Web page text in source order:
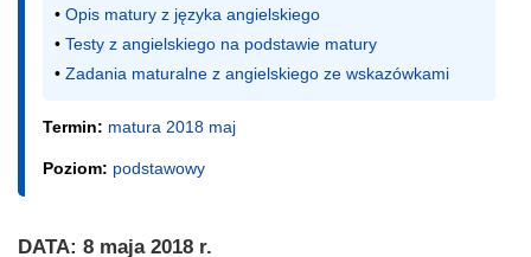
• Opis matury z języka angielskiego
• Testy z angielskiego na podstawie matury
• Zadania maturalne z angielskiego ze wskazówkami
Termin: matura 2018 maj
Poziom: podstawowy
DATA: 8 maja 2018 r.